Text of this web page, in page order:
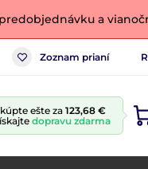
a
Zoznam prianí
ešte za 123,68 €
dopravu zdarma